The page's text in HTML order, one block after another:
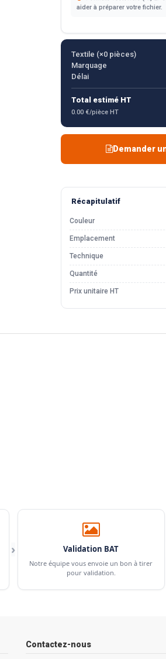
aider à préparer votre fichier.
Textile (×0pièces)
Marquage
Délai
Total estimé HT
0.00 €/pièce HT
Demander
Récapitulatif
Couleur
Emplacement
Technique
Quantité
Prix unitaire HT
› Validation BAT
Notre équipe vous envoie un bon à tirer
pour validation.
Contactez-nous